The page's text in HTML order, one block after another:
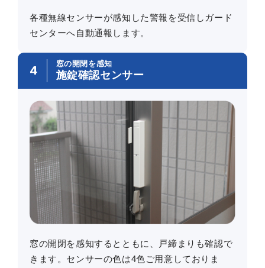
各種無線センサーが感知した警報を受信しガード
センターへ自動通報します。
4 窓の開閉を感知
施錠確認センサー
窓の開閉を感知するとともに、戸締まりも確認で
きます。センサーの色は4色ご用意しておりま